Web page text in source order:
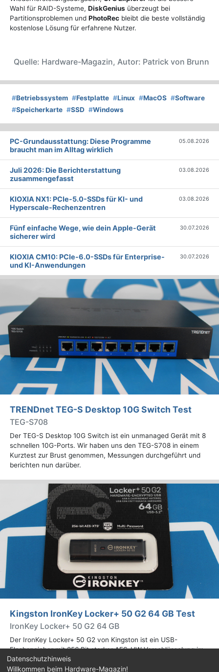
Wahl für RAID-Systeme, DiskGenius überzeugt bei
Partitionsproblemen und PhotoRec bleibt die beste vollständig
kostenlose Lösung für erfahrene Nutzer.
Quelle: Hardware-Magazin, Autor: Patrick von Brunn
#Betriebssystem #Festplatte #Linux #MacOS #Software
#Speicherkarte #SSD #Windows
PC-Grundausstattung: Diese Programme
braucht man im Alltag wirklich
05.08.2026
Juli 2026: Die Bericht­erstattung
zusammengefasst
03.08.2026
KIOXIA NX1: PCIe-5.0-SSDs für KI- und
Hyperscale-Rechenzentren
03.08.2026
Fünf einfache Wege, wie dein Apple-Gerät
sicherer wird
30.07.2026
KIOXIA CM10: PCIe-6.0-SSDs für Enterprise-
und KI-Anwendungen
30.07.2026
TRENDnet TEG-S Desktop 10G Switch Test
TEG-S708
Der TEG-S Desktop 10G Switch ist ein unmanaged Gerät mit 8
schnellen 10G-Ports. Wir haben uns den TEG-S708 in einem
Kurztest zur Brust genommen, Messungen durchgeführt und
berichten nun darüber.
Kingston IronKey Locker+ 50 G2 64 GB Test
IronKey Locker+ 50 G2 64 GB
Der IronKey Locker+ 50 G2 von Kingston ist ein USB-
Flashspeicher mit 256 Bit starker AES-HW-Verschlüsselung im
XTS-Modus. Wir haben das 64-GB-Modell im Praxistest
genauer begutachtet.
Datenschutzhinweis
Willkommen beim Hardware-Magazin!